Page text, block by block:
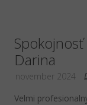
Darina
november 2024
Velmi